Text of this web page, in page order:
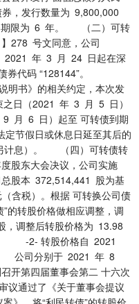
，发行数量为 9,800,000
期限为 6 年。 （二）可转
278 号文同意，公司
2021 年 3 月 24 日起在深
券代码 “128144”。
书》的相关约定，本次发
之日（2021 年 3 月 5 日）
月 6 日）起至 可转债到期
节假日或休息日延至其后的
计息）。 （四）可转债转
东大会决议，公司实施
股本 372,514,441 股为基
含税）。根据 可转换公司债
的转股价格做相应调整，调
，调整后转股价格为 13.98
股价格自 2021
公司分别于 2021 年 8
第四届董事会第二 十六次
议通过了《关于董事会提议